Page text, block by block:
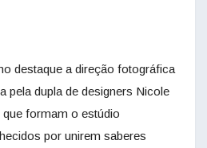
destaque a direção fotográfica
pela dupla de designers Nicole
formam o estúdio
por unirem saberes